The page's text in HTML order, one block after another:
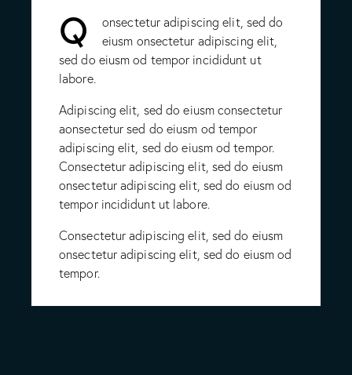
Q
onsectetur adipiscing elit, sed do
eiusm onsectetur adipiscing elit,
sed do eiusm od tempor incididunt ut
labore.
Adipiscing elit, sed do eiusm consectetur
aonsectetur sed do eiusm od tempor
adipiscing elit, sed do eiusm od tempor.
Consectetur adipiscing elit, sed do eiusm
onsectetur adipiscing elit, sed do eiusm od
tempor incididunt ut labore.
Consectetur adipiscing elit, sed do eiusm
onsectetur adipiscing elit, sed do eiusm od
tempor.